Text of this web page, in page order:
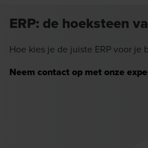
ERP: de hoeksteen
Hoe kies je de juiste ERP voor je
Neem contact op met onze